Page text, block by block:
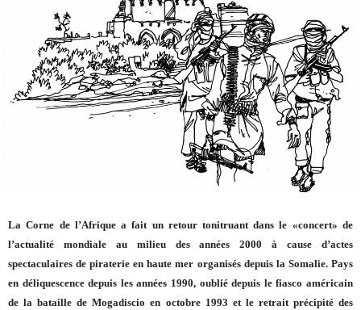
La Corne de l’Afrique a fait un retour tonitruant dans le «concert» de
l’actualité mondiale au milieu des années 2000 à cause d’actes
spectaculaires de piraterie en haute mer organisés depuis la Somalie. Pays
en déliquescence depuis les années 1990, oublié depuis le fiasco américain
de la bataille de Mogadiscio en octobre 1993 et le retrait précipité des